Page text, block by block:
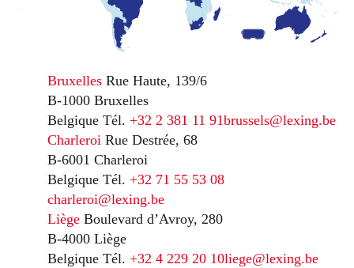
Bruxelles Rue Haute, 139/6
B-1000 Bruxelles
Belgique Tél. +32 2 381 11 91brussels@lexing.be
Charleroi Rue Destrée, 68
B-6001 Charleroi
Belgique Tél. +32 71 55 53 08
charleroi@lexing.be
Liège Boulevard d’Avroy, 280
B-4000 Liège
Belgique Tél. +32 4 229 20 10liege@lexing.be